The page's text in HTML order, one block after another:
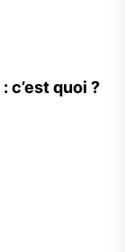
c’est quoi ?